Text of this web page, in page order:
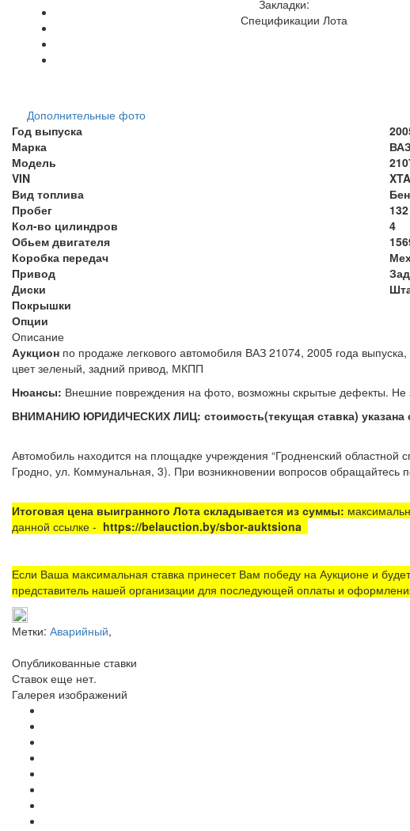
Дополнительные фото
Закладки:
Спецификации Лота
Год выпуска
Марка
ВАЗ
Модель
VIN
Вид топлива
Пробег
Кол-во цилиндров
4
Обьем двигателя
Коробка передач
Привод
Диски
Покрышки
Опции
Описание
Аукцион по продаже легкового автомобиля ВАЗ 21074, 2005 года
цвет зеленый, задний привод,
Нюансы: Внешние повреждения на фото, возможны скрытые
ВНИМАНИЮ ЮРИДИЧЕСКИХ ЛИЦ: стоимость(текущая ставка) указана
Автомобиль находится на площадке учреждения “Гродненский
Гродно, ул. Коммунальная, 3). При возникновении вопросов
Итоговая цена выигранного Лота складывается из суммы:
данной ссылке - https://belauction.by/sbor-auktsiona
Если Ваша максимальная ставка принесет Вам победу на Аукционе и
представитель нашей организации для последующей оплаты и
Метки: Аварийный,
Опубликованные ставки
Ставок еще нет.
Галерея изображений